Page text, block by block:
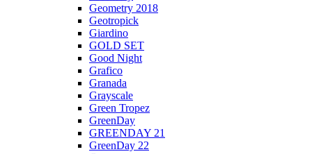
Geometry 2018
Geotropick
Giardino
GOLD SET
Good Night
Grafico
Granada
Grayscale
Green Tropez
GreenDay
GREENDAY 21
GreenDay 22